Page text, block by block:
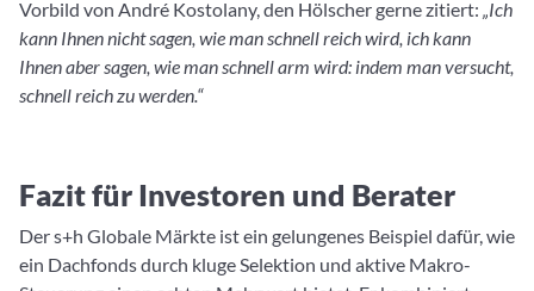
Vorbild von André Kostolany, den Hölscher gerne zitiert: „Ich
kann Ihnen nicht sagen, wie man schnell reich wird, ich kann
Ihnen aber sagen, wie man schnell arm wird: indem man versucht,
schnell reich zu werden.“
Fazit für Investoren und Berater
Der s+h Globale Märkte ist ein gelungenes Beispiel dafür, wie
ein Dachfonds durch kluge Selektion und aktive Makro-